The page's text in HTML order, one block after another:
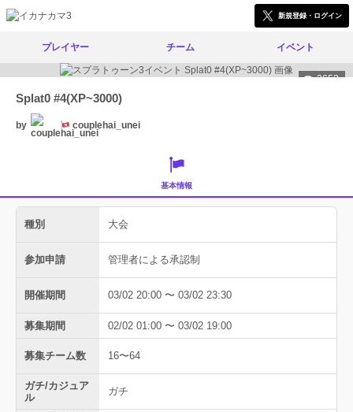
新規登録・ログイン
プレイヤー チーム イベント
2652
Splat0 #4(XP~3000)
by couplehai_unei
基本情報
種別 大会
参加申請 管理者による承認制
開催期間 03/02 20:00 〜 03/02 23:30
募集期間 02/02 01:00 〜 03/02 19:00
募集チーム数 16〜64
ガチ/カジュア
ル
ガチ